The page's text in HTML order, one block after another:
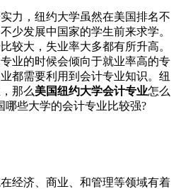
，纽约大学虽然在美国排名不
少发展中国家的学生前来求学。
较大，失业率大多都有所升高。
业的时候会倾向于就业率高的专
都需要利用到会计专业知识。纽
那么美国纽约大学会计专业怎么
哪些大学的会计专业比较强?
济、商业、和管理等领域有着